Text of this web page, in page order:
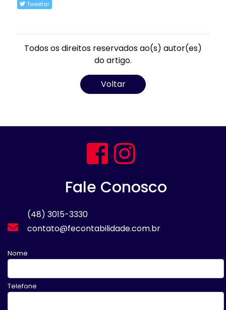
Tweetar
Todos os direitos reservados ao(s) autor(es)
do artigo.
Voltar
Fale Conosco
(48) 3015-3330
contato@fecontabilidade.com.br
Nome
Telefone